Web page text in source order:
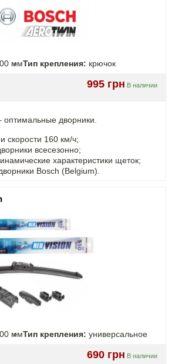
ммТип крепления: крючок
995 грн В наличии
оптимальные дворники.
скорости 160 км/ч;
всесезонно;
характеристики щеток;
Bosch (Belgium).
ммТип крепления: универсальное
690 грн В наличии